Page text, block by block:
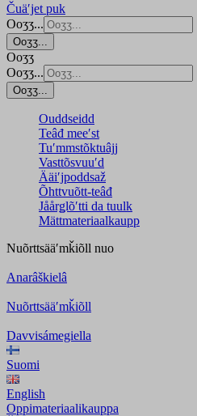
Čuäʹjet puk
Ooʒʒ...
Ooʒʒ...
Ooʒʒ
Ooʒʒ...
Ooʒʒ...
Ouddseidd
Teâđ meeʹst
Tuʹmmstõktuâjj
Vasttõsvuuʹd
Ääiʹjpoddsaž
Õhttvuõtt-teâđ
Jåårǥlõʹtti da tuulk
Mättmateriaalkaupp
Nuõrttsääʹmǩiõll nuo
Anarâškielâ
Nuõrttsääʹmǩiõll
Davvisámegiella
Suomi
English
Oppimateriaalikauppa